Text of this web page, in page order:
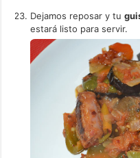
Dejamos reposar y tu
estará listo para servir.